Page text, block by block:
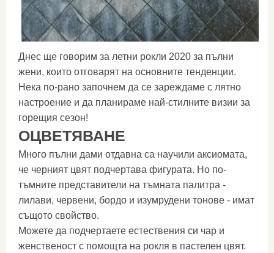
Днес ще говорим за летни рокли 2020 за пълни
жени, които отговарят на основните тенденции.
Нека по-рано започнем да се зареждаме с лятно
настроение и да планираме най-стилните визии за
горещия сезон!
ОЦВЕТЯВАНЕ
Много пълни дами отдавна са научили аксиомата,
че черният цвят подчертава фигурата. Но по-
тъмните представители на тъмната палитра -
лилави, червени, бордо и изумрудени тонове - имат
същото свойство.
Можете да подчертаете естествения си чар и
женственост с помощта на рокля в пастелен цвят.